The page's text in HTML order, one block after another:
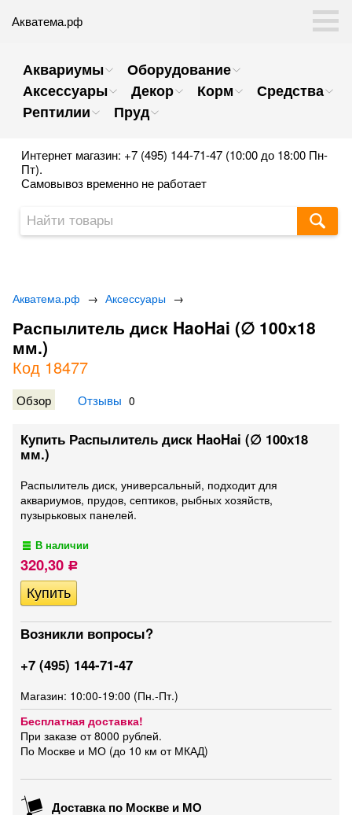
Акватема.рф
Аквариумы
Оборудование
Аксессуары
Декор Корм
Средства
Рептилии
Пруд
Интернет магазин: +7 (495) 144-71-47 (10:00 до 18:00 Пн-
Пт).
Самовывоз временно не работает
Акватема.рф → Аксессуары →
Распылитель диск HaoHai (∅ 100х18
мм.)
Код 18477
Обзор Отзывы 0
Купить Распылитель диск HaoHai (∅ 100х18
мм.)
Распылитель диск, универсальный, подходит для
аквариумов, прудов, септиков, рыбных хозяйств,
пузырьковых панелей.
В наличии
320,30 Р
Возникли вопросы?
+7 (495) 144-71-47
Магазин: 10:00-19:00 (Пн.-Пт.)
Бесплатная доставка!
При заказе от 8000 рублей.
По Москве и МО (до 10 км от МКАД)
Доставка по Москве и МО